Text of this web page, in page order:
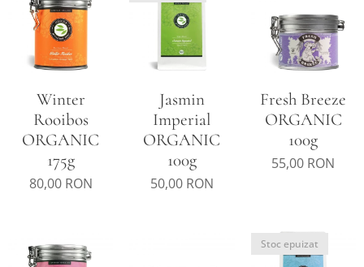
Winter
Rooibos
ORGANIC
175g
80,00RON
Jasmin
Imperial
ORGANIC
100g
50,00RON
Fresh Breeze
ORGANIC
100g
55,00 RON
Stoc epuizat